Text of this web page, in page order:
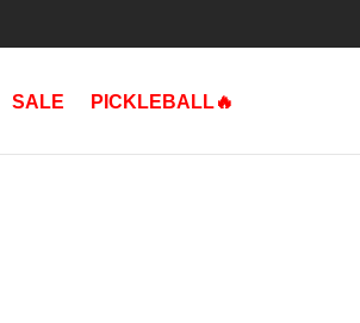
SALE PICKLEBALL🔥